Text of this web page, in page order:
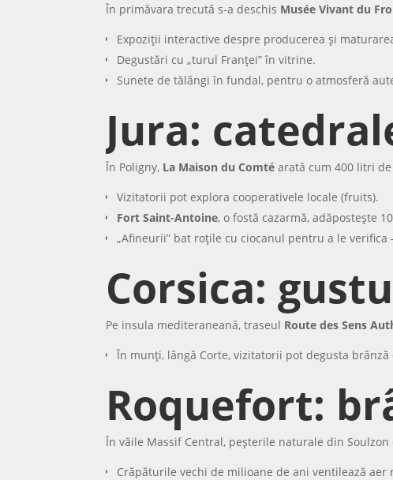
În primăvara trecută s-a deschis Musée Vivant du
Expoziții interactive despre producerea și
Degustări cu „turul Franței” în vitrine.
Sunete de tălăngi în fundal, pentru o atmosferă
Jura:
În Poligny, La Maison du Comté arată cum 400 litri
Vizitatorii pot explora cooperativele locale (fruits).
Fort Saint-Antoine, o fostă cazarmă, adăpostește
„Afineurii” bat roțile cu ciocanul pentru a le
Corsica:
Pe insula mediteraneană, traseul Route des Sens
În munți, lângă Corte, vizitatorii pot degusta
Roquefort:
În văile Massif Central, peșterile naturale din
Crăpăturile vechi de milioane de ani ventilează aer